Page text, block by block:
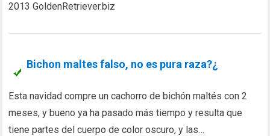
2013 GoldenRetriever.biz
Bichon maltes falso, no es pura raza?¿
Esta navidad compre un cachorro de bichón maltés con 2
meses, y bueno ya ha pasado más tiempo y resulta que
tiene partes del cuerpo de color oscuro, y las…